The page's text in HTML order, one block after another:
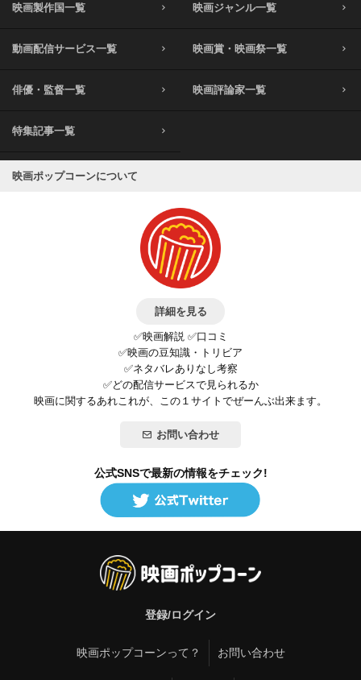
映画製作国一覧 映画ジャンル一覧
動画配信サービス一覧 映画賞・映画祭一覧
俳優・監督一覧 映画評論家一覧
特集記事一覧
映画ポップコーンについて
詳細を見る
✅映画解説 ✅口コミ
✅映画の豆知識・トリビア
✅ネタバレありなし考察
✅どの配信サービスで見られるか
映画に関するあれこれが、この１サイトでぜーんぶ出来ます。
お問い合わせ
公式SNSで最新の情報をチェック!
登録/ログイン
映画ポップコーンって？ お問い合わせ